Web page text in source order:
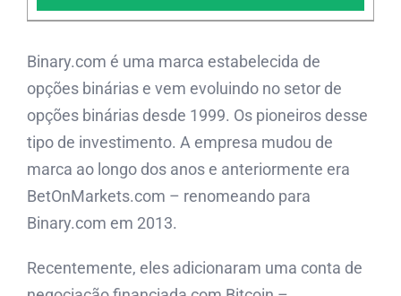
Binary.com é uma marca estabelecida de
opções binárias e vem evoluindo no setor de
opções binárias desde 1999. Os pioneiros desse
tipo de investimento. A empresa mudou de
marca ao longo dos anos e anteriormente era
BetOnMarkets.com – renomeando para
Binary.com em 2013.
Recentemente, eles adicionaram uma conta de